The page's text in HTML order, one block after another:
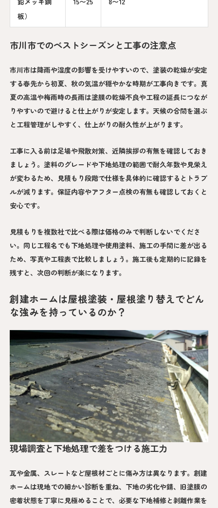
板）
市川市でのベストシーズンと工事の注意点
市川市は降雨や湿度の影響を受けやすいので、塗装の乾燥が安定
する春先から初夏、秋の気温が穏やかな時期が工事向きです。真
夏の高温や梅雨時の長雨は塗膜の乾燥不良や工程の延長につなが
りやすいので避けると仕上がりが安定します。天候の合間を選ぶ
と工程管理がしやすく、仕上がりの耐久性が上がります。
工事に入る前は足場や飛散対策、近隣挨拶の有無を確認しておき
ましょう。塗料のグレードや下地処理の範囲で耐久年数や見栄え
が変わるため、見積もり段階で仕様を具体的に確認するとトラブ
ルが減ります。保証内容やアフター点検の有無も確認しておくと
安心です。
見積もりを複数社で比べる際は価格のみで判断しないでくださ
い。同じ工程名でも下地処理や使用塗料、施工の手間に差が出る
ため、写真や工程表で比較しましょう。施工後も定期的に記録を
残すと、次回の判断が楽になります。
創建ホームは屋根塗装・屋根塗り替えでどん
な強みを持っているのか？
現場調査と下地処理で差をつける施工力
瓦や金属、スレートなど屋根材ごとに傷み方は異なります。創建
ホームは現地での細かい診断を重ね、下地の劣化や錆、旧塗膜の
密着状態を丁寧に見極めることで、必要な下地補修と剥離作業を